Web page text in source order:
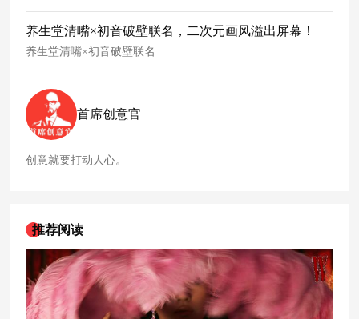
TOT含气风味饮品，包含有米酒、柠檬红茶和柚子绿茶三个口
味。
养生堂清嘴×初音破壁联名，二次元画风溢出屏幕！
养生堂清嘴×初音破壁联名
首席创意官
创意就要打动人心。
推荐阅读